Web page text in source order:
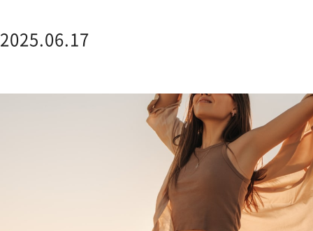
Body Careボディケア
2025.06.17